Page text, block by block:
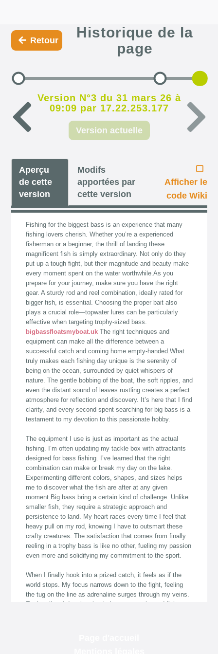
Retour
Historique de la
page
Version N°3 du 31 mars 26 à
09:09 par 17.22.253.177
Version actuelle
Aperçu
de cette
version
Modifs
apportées par
cette version
Afficher le
code Wiki